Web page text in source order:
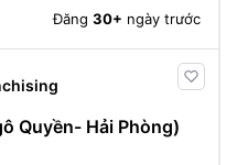
Đăng 30+ ngày trước
Quyền- Hải Phòng)